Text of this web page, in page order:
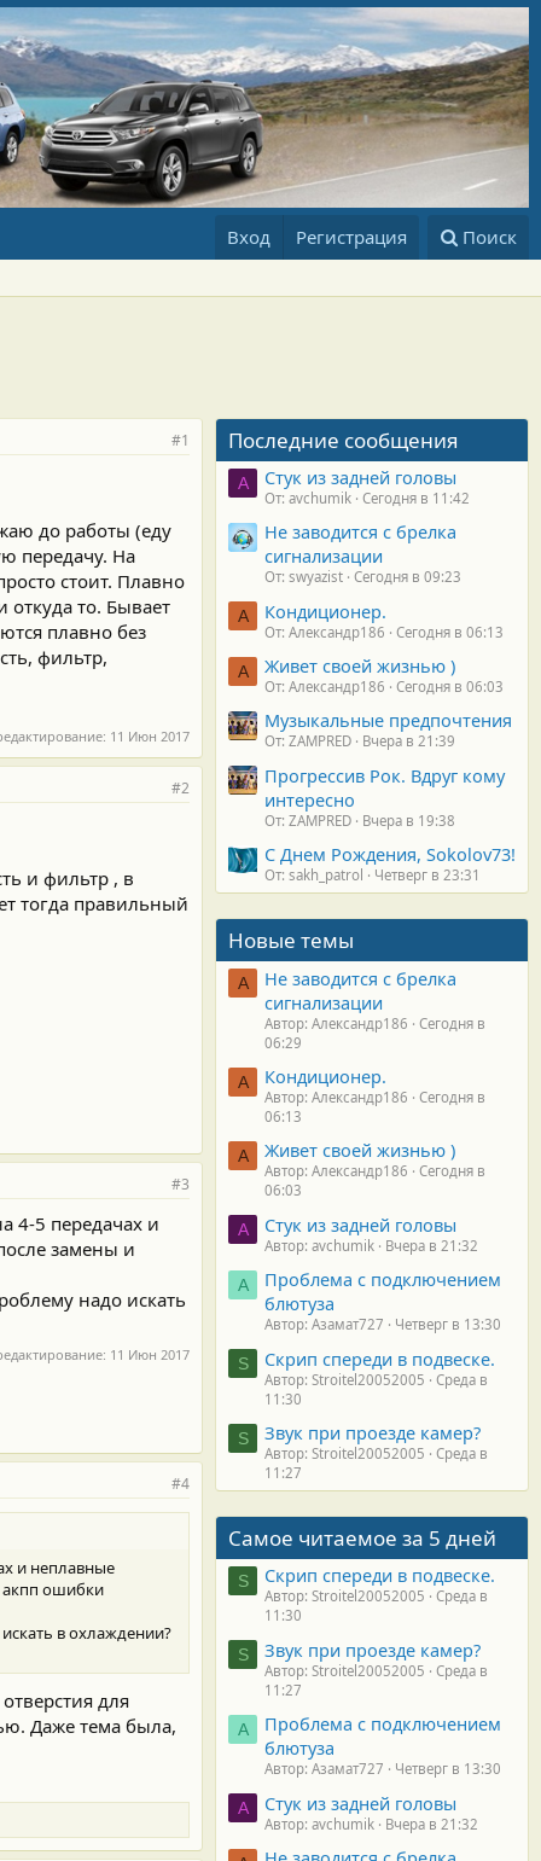
Вход Регистрация Поиск
#1
до работы (еду
передачу. На
стоит. Плавно
откуда то. Бывает
плавно без
фильтр,
11 Июн 2017
#2
и фильтр , в
тогда правильный
#3
4-5 передачах и
замены и
надо искать
11 Июн 2017
#4
и неплавные
акпп ошибки
в охлаждении?
для
Даже тема была,
Последние сообщения
A Стук из задней головы
От: avchumik Сегодня в 11:42
Не заводится с брелка
сигнализации
От: swyazist Сегодня в 09:23
А Кондиционер.
От: Александр186 Сегодня в 06:13
А Живет своей жизнью )
От: Александр186 Сегодня в 06:03
Музыкальные предпочтения
От: ZAMPRED Вчера в 21:39
Прогрессив Рок. Вдруг кому
интересно
От: ZAMPRED Вчера в 19:38
С Днем Рождения, Sokolov73!
От: sakh_patrol Четверг в 23:31
Новые темы
А
Не заводится с брелка
сигнализации
Автор: Александр186
Сегодня в
06:29
А Кондиционер.
Автор: Александр186
Сегодня в
06:13
А Живет своей жизнью )
Автор: Александр186
Сегодня в
06:03
A Стук из задней головы
Автор: avchumik Вчера в 21:32
А
Проблема с подключением
блютуза
Автор: Азамат727 Четверг в 13:30
S Скрип спереди в подвеске.
Автор: Stroitel20052005
Среда в
11:30
S Звук при проезде камер?
Автор: Stroitel20052005
Среда в
11:27
Самое читаемое за 5 дней
S Скрип спереди в подвеске.
Автор: Stroitel20052005
Среда в
11:30
S Звук при проезде камер?
Автор: Stroitel20052005
Среда в
11:27
А
Проблема с подключением
блютуза
Автор: Азамат727 Четверг в 13:30
A Стук из задней головы
Автор: avchumik Вчера в 21:32